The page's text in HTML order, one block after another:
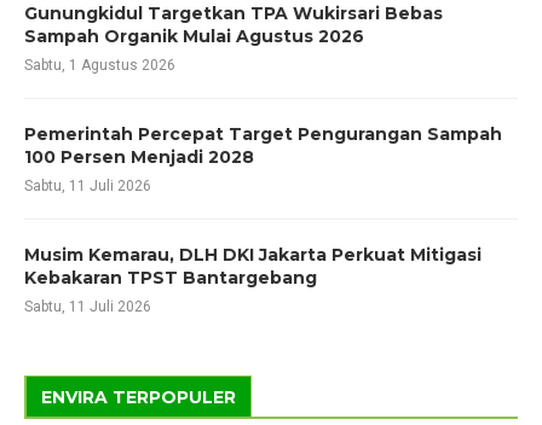
Gunungkidul Targetkan TPA Wukirsari Bebas
Sampah Organik Mulai Agustus 2026
Sabtu, 1 Agustus 2026
Pemerintah Percepat Target Pengurangan Sampah
100 Persen Menjadi 2028
Sabtu, 11 Juli 2026
Musim Kemarau, DLH DKI Jakarta Perkuat Mitigasi
Kebakaran TPST Bantargebang
Sabtu, 11 Juli 2026
ENVIRA TERPOPULER